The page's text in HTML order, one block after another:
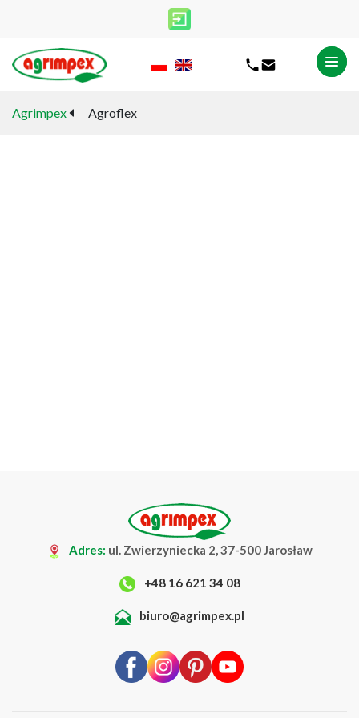
Agrimpex Agroflex
Adres: ul. Zwierzyniecka 2, 37-500 Jarosław
+48 16 621 34 08
biuro@agrimpex.pl